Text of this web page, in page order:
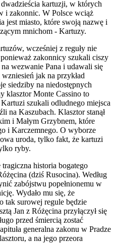
kartuzji, w których
i zakonnic. W Polsce wciąż
jest miasto, które swoją nazwę i
mnichom - Kartuzy.
wcześniej z reguły nie
zakonnicy szukali ciszy
wezwanie Pana i udawali się
jak na przykład
siedziby na niedostępnych
klasztor Monte Cassino to
szukali odludnego miejsca
na Kaszubach. Klasztor stanął
i Małym Grzybnem, które
i Karczemnego. O wyborze
uroda, tylko fakt, że kartuzi
ryby.
historia bogatego
(dziś Rusocina). Według
zabójstwu popełnionemu w
Wydało mu się, że
tak surowej regule będzie
Jan z Różęcina przyłączył się
przed śmiercią zostać
generalna zakonu w Pradze
a na jego przeora